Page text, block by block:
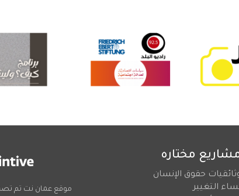
مختاره
حقوق الإنسان
التغيير
موقع عمان نت تم